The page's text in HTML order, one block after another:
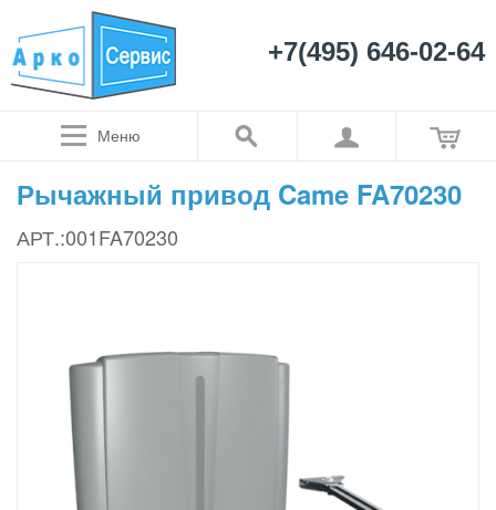
+7(495) 646-02-64
Меню
Рычажный привод Came FA70230
АРТ.:001FA70230